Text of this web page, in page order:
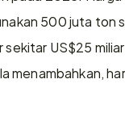
500 juta ton
US$25
menambahkan,